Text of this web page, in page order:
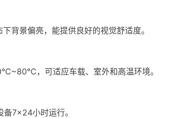
背景偏亮，能提供良好的视觉舒适度。
，可适应车载、室外和高温环境。
7×24小时运行。